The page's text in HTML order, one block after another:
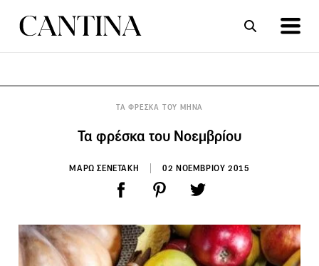
ΤΑ ΦΡΕΣΚΑ ΤΟΥ ΜΗΝΑ
Τα φρέσκα του Νοεμβρίου
ΜΑΡΩ ΣΕΝΕΤΑΚΗ 02 ΝΟΕΜΒΡΙΟΥ 2015